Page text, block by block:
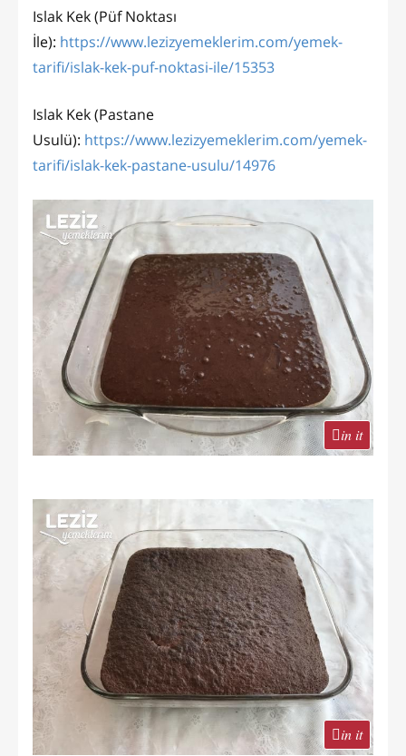
Islak Kek (Püf Noktası
İle): https://www.lezizyemeklerim.com/yemek-
tarifi/islak-kek-puf-noktasi-ile/15353
Islak Kek (Pastane
Usulü): https://www.lezizyemeklerim.com/yemek-
tarifi/islak-kek-pastane-usulu/14976
in it
in it